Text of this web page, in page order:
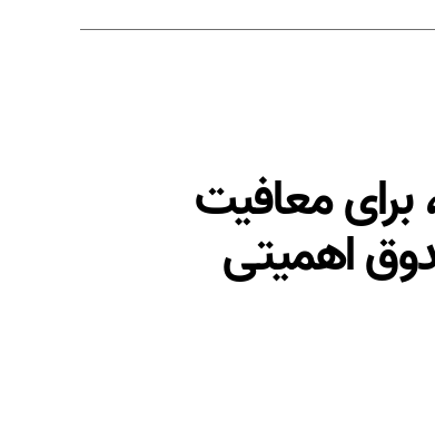
ششم، برای معافیت
اهمیتی